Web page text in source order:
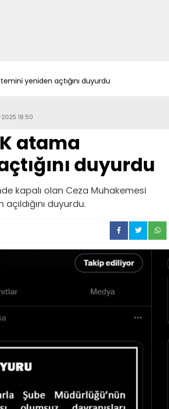
yeniden açtığını duyurdu
18:50
atama
duyurdu
kapalı olan Ceza Muhakemesi
duyurdu.